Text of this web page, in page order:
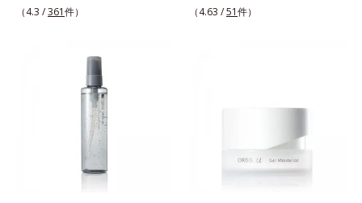
や透明感を叶えます。美白ケアしな
(*10)のハリと透明感を。効果的な
シナジー設計で、あなたのエイジン
グケアを応援します。*1 メラニン
の生成を抑え、シミ・ソバカスを防
ぐ（ウォッシュ除く）*2 オルビス
内スキンケアシリーズの保湿力*3
年齢に応じたお手入れのこと*4 う
るおいによる*5 乾燥、ハリ・ツヤ
るだけで、うるおいながらもベタつ
と*3 明るく澄んだ肌を目指す保湿
ミ・ソバカスを防ぐ美白有効成分を
組み合わせた複合成分*4 グリチル
リチン酸2K各商品の詳しい情報は商
代に寄り添うブランドです。年齢印
世代の肌に向き合い、手軽なお手入
れで賢いケアを。ライフスタイルに
なじむ、若々しい印象(*2)作りのサ
ポートをします。オルビスアンバー
ヴァイタルトリートメントクリーム
「オルビスアンバー ヴァイタルト
リートメントクリーム」は、1品
で、化粧水、クリーム、シワ改善・
（4.3 /361件）
性の清潔感、爽やかさ、若々しさの
の乾燥・テカリへのケアはそのまま
肌悩みに応え、“未来”を見据えて好
印象の鍵となるハリ・ツヤへもアプ
ローチする進化を遂げました。うる
（4.63 /51件）